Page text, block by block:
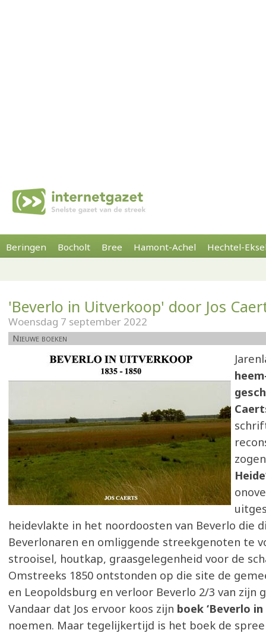
Beringen Bocholt Bree Hamont-Achel Hechtel-
'Beverlo in Uitverkoop' door Jos
Woensdag 7 september 2022
Nieuwe boeken
Heide
heidevlakte in het noordoosten van Beverlo die
Beverlonaren en omliggende streekgenoten te
strooisel, houtkap, graasgelegenheid voor de
Omstreeks 1850 ontstonden op die site de
en Leopoldsburg en verloor Beverlo 2/3 van zijn
Vandaar dat Jos ervoor koos zijn boek ‘Beverlo
noemen. Maar tegelijkertijd is het boek de